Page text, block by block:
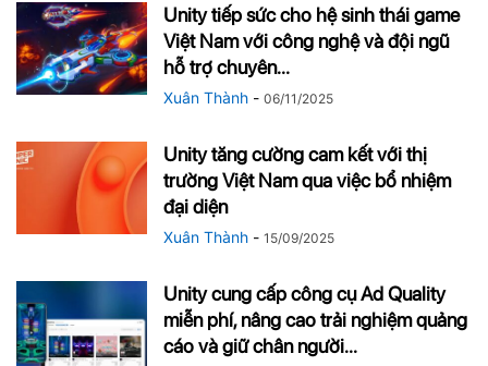
Unity tiếp sức cho hệ sinh thái game
Việt Nam với công nghệ và đội ngũ
hỗ trợ chuyên...
Xuân Thành - 06/11/2025
Unity tăng cường cam kết với thị
trường Việt Nam qua việc bổ nhiệm
đại diện
Xuân Thành - 15/09/2025
Unity cung cấp công cụ Ad Quality
miễn phí, nâng cao trải nghiệm quảng
cáo và giữ chân người...